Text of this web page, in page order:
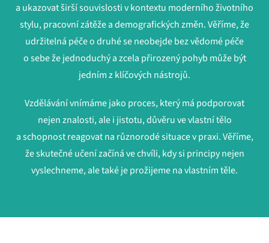
a ukazovat širší souvislosti v kontextu moderního životního
stylu, pracovní zátěže a demografických změn. Věříme, že
udržitelná péče o druhé se neobejde bez vědomé péče
o sebe že jednoduchý a zcela přirozený pohyb může být
jedním z klíčových nástrojů.
Vzdělávání vnímáme jako proces, který má podporovat
nejen znalosti, ale i jistotu, důvěru ve vlastní tělo
a schopnost reagovat na různorodé situace v praxi. Věříme,
že skutečné učení začíná ve chvíli, kdy si principy nejen
vyslechneme, ale také je prožijeme na vlastním těle.